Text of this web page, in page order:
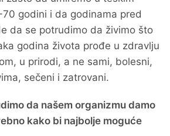
godini i da godinama pred
da se potrudimo da živimo što
godina života prođe u zdravlju
u prirodi, a ne sami, bolesni,
sečeni i zatrovani.
da našem organizmu damo
kako bi najbolje moguće